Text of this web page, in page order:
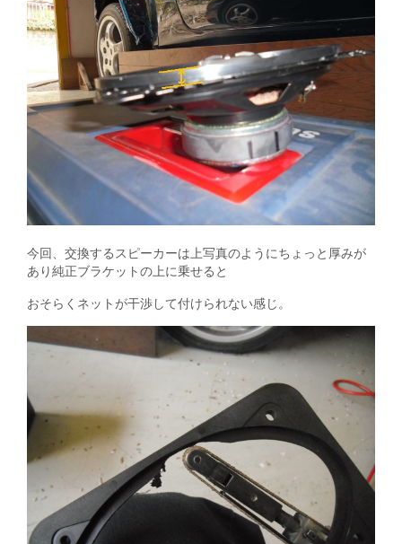
今回、交換するスピーカーは上写真のようにちょっと厚みが
あり純正ブラケットの上に乗せると
おそらくネットが干渉して付けられない感じ。